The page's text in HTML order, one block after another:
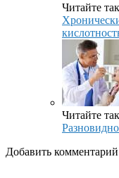
Читайте
Читайте
Добавить комментарий